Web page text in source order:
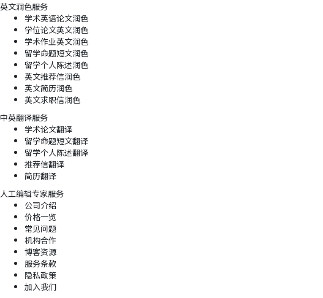
英文润色服务
学术英语论文润色
学位论文英文润色
学术作业英文润色
留学命题短文润色
留学个人陈述润色
英文推荐信润色
英文简历润色
英文求职信润色
中英翻译服务
学术论文翻译
留学命题短文翻译
留学个人陈述翻译
推荐信翻译
简历翻译
人工编辑专家服务
公司介绍
价格一览
常见问题
机构合作
博客资源
服务条款
隐私政策
加入我们